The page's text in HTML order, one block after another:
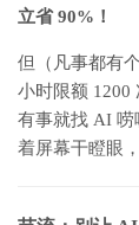
立省 90%！
但（凡事都有
小时限额 1200
有事就找 AI 唠
着屏幕干瞪眼